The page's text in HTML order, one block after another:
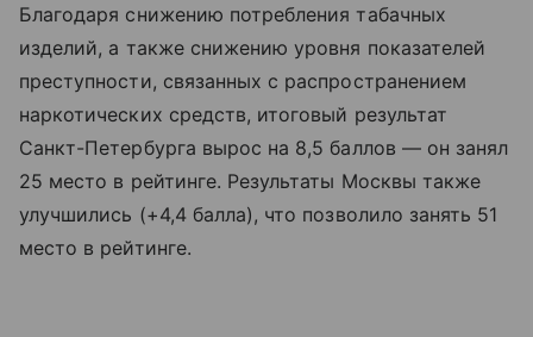
Благодаря снижению потребления табачных
изделий, а также снижению уровня показателей
преступности, связанных с распространением
наркотических средств, итоговый результат
Санкт-Петербурга вырос на 8,5 баллов — он занял
25 место в рейтинге. Результаты Москвы также
улучшились (+4,4 балла), что позволило занять 51
место в рейтинге.